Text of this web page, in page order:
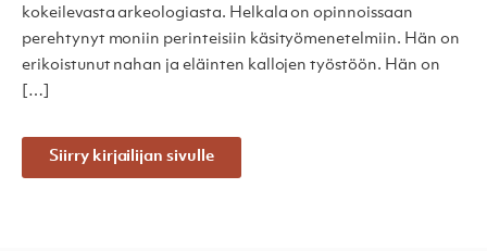
kokeilevasta arkeologiasta. Helkala on opinnoissaan
perehtynyt moniin perinteisiin käsityömenetelmiin. Hän on
erikoistunut nahan ja eläinten kallojen työstöön. Hän on
[…]
Siirry kirjailijan sivulle